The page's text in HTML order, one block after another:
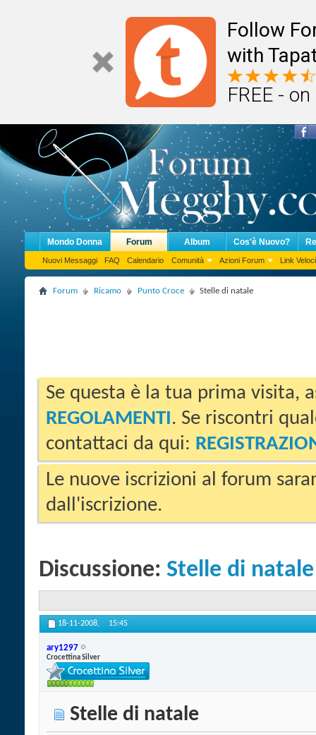
Follow
with
FREE -
Mondo Donna Forum
Nuovi Messaggi FAQ Calendario Comunità Azioni Forum Link Veloci
Album Cos'è Nuovo?
Forum Ricamo Punto Croce Stelle di natale
Se questa è la tua prima visita,
REGOLAMENTI. Se riscontri
contattaci da qui:
Le nuove iscrizioni al forum
dall'iscrizione.
Discussione: Stelle di natale
18-11-2008, 15:45
ary1297
Crocettina Silver
Stelle di natale